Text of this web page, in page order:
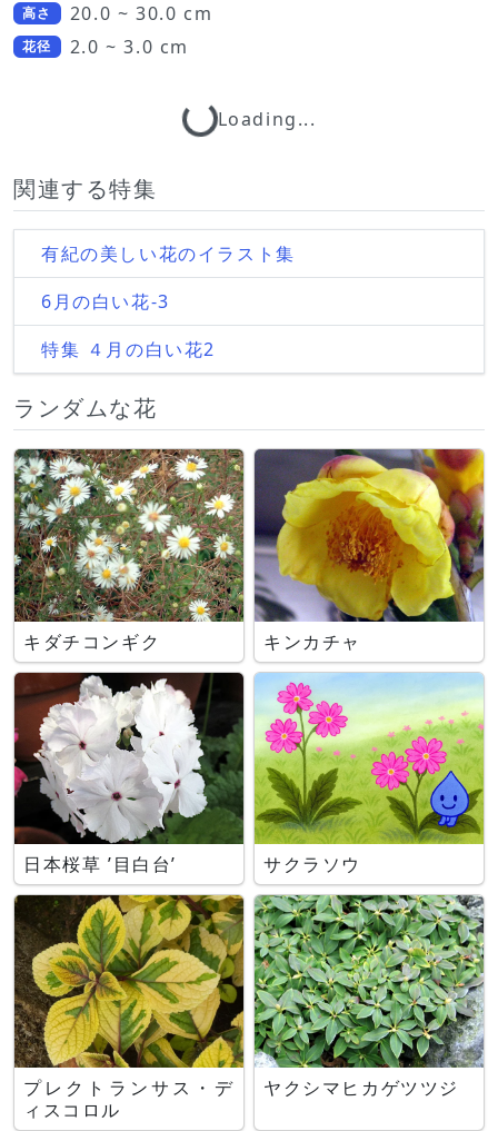
高さ
20.0 ~ 30.0 cm
花径 2.0 ~ 3.0 cm
Loading...Loading...
関連する特集
有紀の美しい花のイラスト集
6月の白い花-3
特集 ４月の白い花2
ランダムな花
キダチコンギク キンカチャ
日本桜草 ’目白台’ サクラソウ
プレクトランサス・デ
ィスコロル
ヤクシマヒカゲツツジ